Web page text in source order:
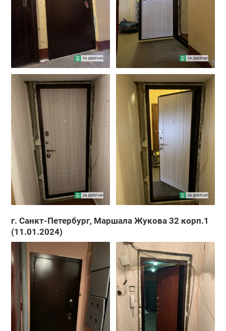
г. Санкт-Петербург, Маршала Жукова 32 корп.1
(11.01.2024)